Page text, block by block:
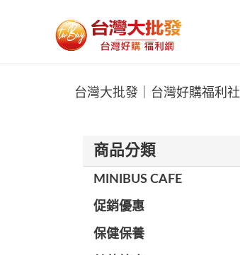
台灣大批發｜台灣好購福利社
台灣大批發｜台灣好購福利社
商品分類
MINIBUS CAFE
促銷優惠
保健保養